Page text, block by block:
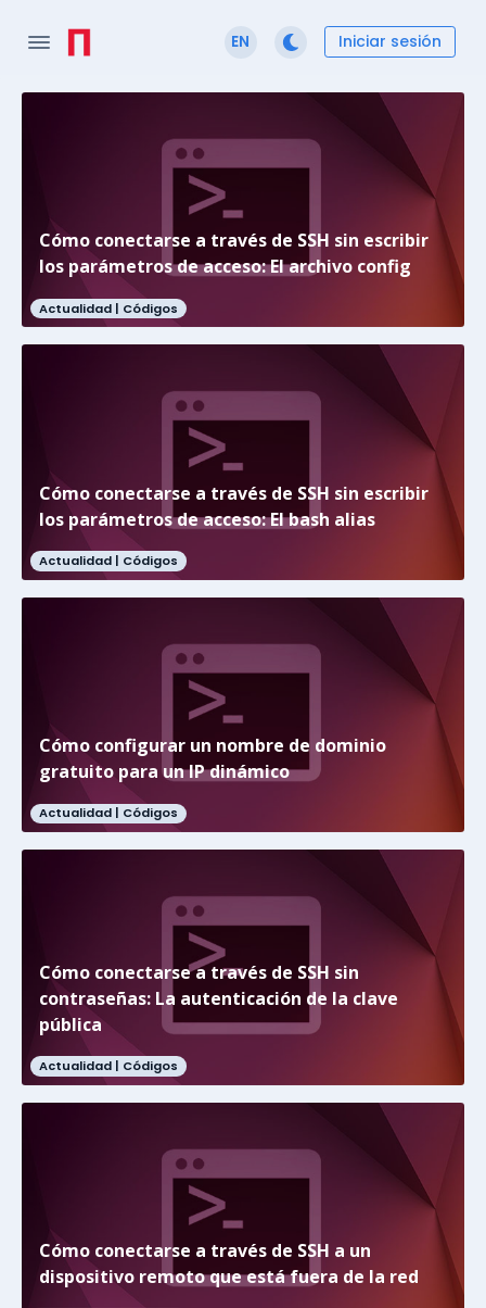
EN Iniciar sesión
Actualidad | Códigos
Cómo conectarse a través de SSH sin escribir
los parámetros de acceso: El archivo config
Actualidad | Códigos
Cómo conectarse a través de SSH sin escribir
los parámetros de acceso: El bash alias
Actualidad | Códigos
Cómo configurar un nombre de dominio
gratuito para un IP dinámico
Actualidad | Códigos
Cómo conectarse a través de SSH sin
contraseñas: La autenticación de la clave
pública
Cómo conectarse a través de SSH a un
dispositivo remoto que está fuera de la red